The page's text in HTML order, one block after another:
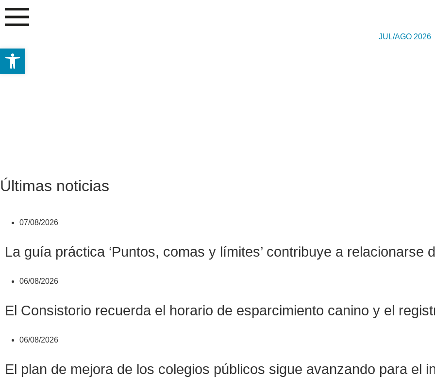
JUL/AGO 2026
Últimas noticias
07/08/2026
La guía práctica ‘Puntos, comas y límites’ contribuye a relacionarse
06/08/2026
El Consistorio recuerda el horario de esparcimiento canino y el
06/08/2026
El plan de mejora de los colegios públicos sigue avanzando para el
Abrir barra de herramientas